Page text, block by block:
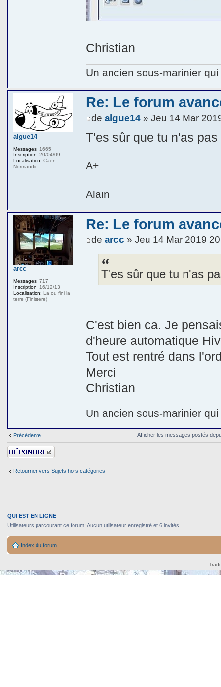
Christian
Un ancien sous-marinier
Re: Le forum
dealgue14 » Jeu 14 Mar
T'es sûr que tu n'as
A+
Alain
algue14
Messages: 1665
Inscription: 20/04/09
Localisation: Caen ;
Normandie
Re: Le forum
dearcc » Jeu 14 Mar 2019
T'es sûr que tu n'as
C'est bien ca. Je
d'heure automatique
Tout est rentré dans
Merci
Christian
Un ancien sous-marinier
arcc
Messages: 717
Inscription: 16/12/13
Localisation: La ou fini la
terre (Finistere)
Précédente Afficher les messages postés
Répondre
Retourner vers Sujets hors catégories
QUI EST EN LIGNE
Utilisateurs parcourant ce forum: Aucun utilisateur enregistré et 6 invités
Index du forum